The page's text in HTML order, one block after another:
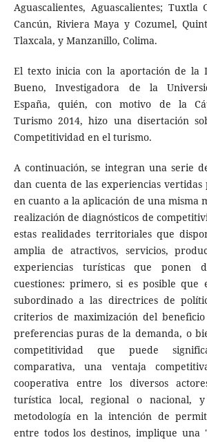
Aguascalientes, Aguascalientes; Tuxtla
Cancún, Riviera Maya y Cozumel,
Tlaxcala, y Manzanillo, Colima.
El texto inicia con la aportación de la
Bueno, Investigadora de la
España, quién, con motivo de la
Turismo 2014, hizo una disertación
Competitividad en el turismo.
A continuación, se integran una serie
dan cuenta de las experiencias vertidas
en cuanto a la aplicación de una misma
realización de diagnósticos de
estas realidades territoriales que
amplia de atractivos, servicios,
experiencias turísticas que ponen
cuestiones: primero, si es posible
subordinado a las directrices de
criterios de maximización del
preferencias puras de la demanda, o
competitividad que puede
comparativa, una ventaja
cooperativa entre los diversos
turística local, regional o nacional,
metodología en la intención de
entre todos los destinos, implique una